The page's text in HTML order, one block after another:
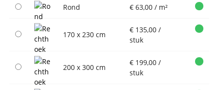
Rond € 63,00 / m²
170 x 230 cm
€ 135,00 /
stuk
200 x 300 cm
€ 199,00 /
stuk